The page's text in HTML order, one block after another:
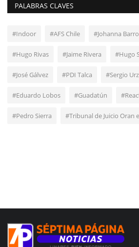
PALABRAS CLAVES
#Indoor #AFS Chile #Johanna
#Hugo Rivas #Jaime Rivera #Hugo
#José Gálvez #PDI Talca #Sergio
#Eduardo Lobos #Guadatún
#Pedro Sierra #Tribunal de Juicio Oran